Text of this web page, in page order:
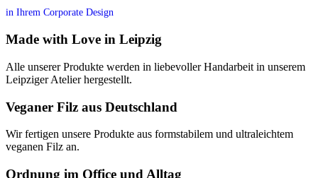
in Ihrem Corporate Design
Made with Love in Leipzig
Alle unserer Produkte werden in liebevoller Handarbeit in unserem
Leipziger Atelier hergestellt.
Veganer Filz aus Deutschland
Wir fertigen unsere Produkte aus formstabilem und ultraleichtem
veganen Filz an.
Ordnung im Office und Alltag